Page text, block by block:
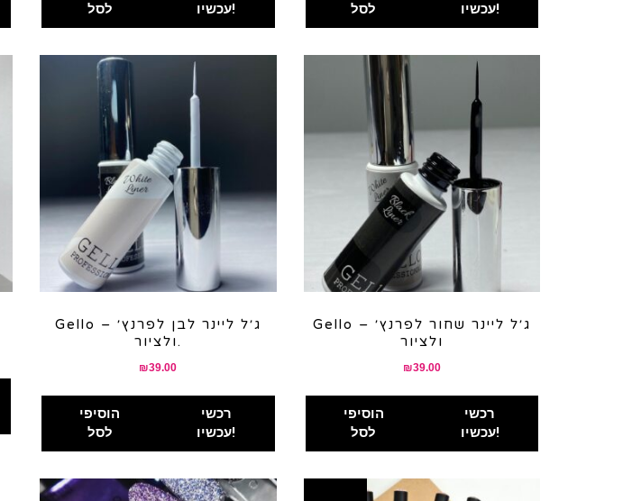
לסל
עכשיו!
לסל
עכשיו!
Gello – ג׳ל ליינר לבן לפרנץ׳
ולציור.
₪39.00
הוסיפי
לסל
רכשי
עכשיו!
Gello – ג׳ל ליינר שחור לפרנץ׳
ולציור
₪39.00
הוסיפי
לסל
רכשי
עכשיו!